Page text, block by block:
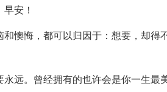
安！
和懊悔，都可以归因于：想要，却
永远。曾经拥有的也许会是你一生